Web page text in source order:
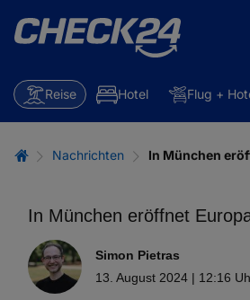
Reise Hotel Flug +
Nachrichten In München
In München eröffnet
Simon Pietras
13. August 2024 | 12:16